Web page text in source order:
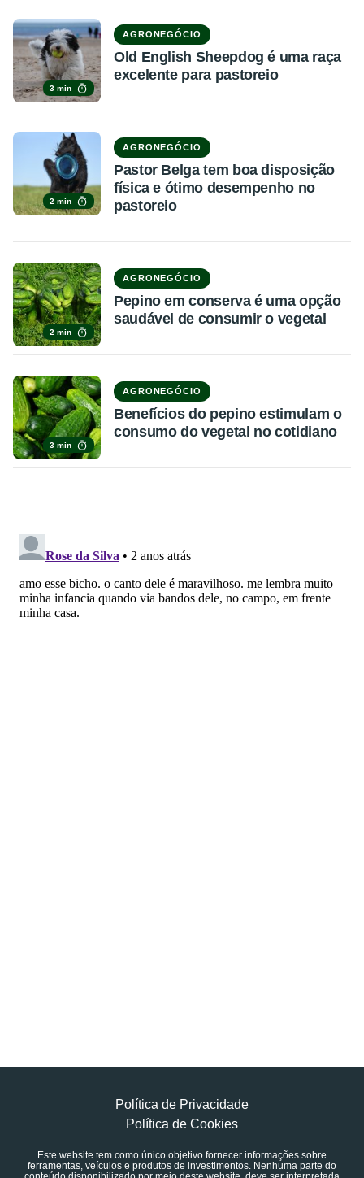
3 min
AGRONEGÓCIO
Old English Sheepdog é uma raça
excelente para pastoreio
2 min
AGRONEGÓCIO
Pastor Belga tem boa disposição
física e ótimo desempenho no
pastoreio
2 min
AGRONEGÓCIO
Pepino em conserva é uma opção
saudável de consumir o vegetal
3 min
AGRONEGÓCIO
Benefícios do pepino estimulam o
consumo do vegetal no cotidiano
Política de Privacidade
Política de Cookies
Este website tem como único objetivo fornecer informações sobre
ferramentas, veículos e produtos de investimentos. Nenhuma parte do